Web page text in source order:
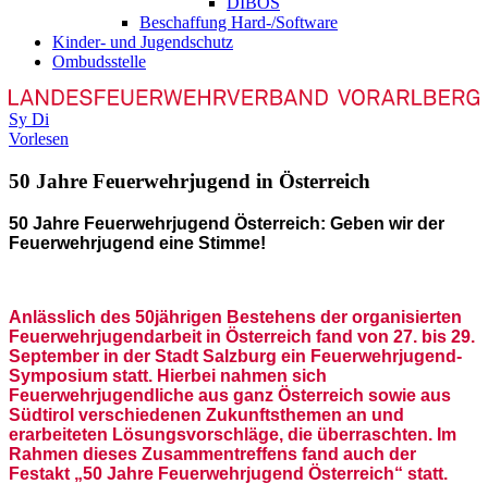
Beschaffung Hard-/Software
Kinder- und Jugendschutz
Ombudsstelle
Sy Di
Vorlesen
50 Jahre Feuerwehrjugend in Österreich
50 Jahre Feuerwehrjugend Österreich: Geben wir der
Feuerwehrjugend eine Stimme!
Anlässlich des 50jährigen Bestehens der organisierten
Feuerwehrjugendarbeit in Österreich fand von 27. bis 29.
September in der Stadt Salzburg ein Feuerwehrjugend-
Symposium statt. Hierbei nahmen sich
Feuerwehrjugendliche aus ganz Österreich sowie aus
Südtirol verschiedenen Zukunftsthemen an und
erarbeiteten Lösungsvorschläge, die überraschten. Im
Rahmen dieses Zusammentreffens fand auch der
Festakt „50 Jahre Feuerwehrjugend Österreich“ statt.